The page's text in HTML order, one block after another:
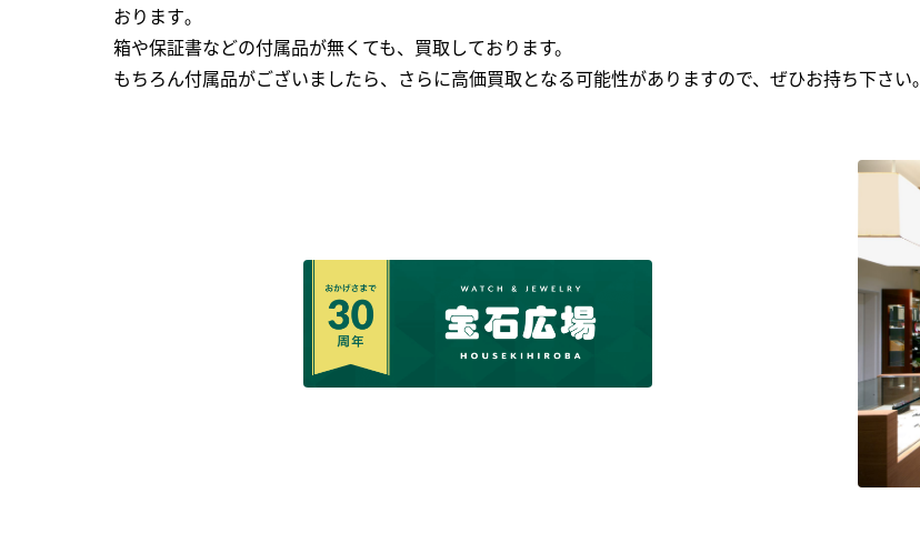
おります｡
箱や保証書などの付属品が無くても、買取しております。
もちろん付属品がございましたら、さらに高価買取となる可能性がありますので、ぜひお持ち下さい｡